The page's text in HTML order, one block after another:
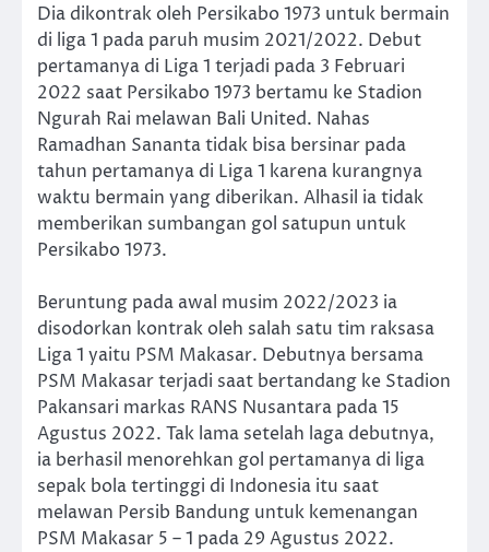
Dia dikontrak oleh Persikabo 1973 untuk bermain
di liga 1 pada paruh musim 2021/2022. Debut
pertamanya di Liga 1 terjadi pada 3 Februari
2022 saat Persikabo 1973 bertamu ke Stadion
Ngurah Rai melawan Bali United. Nahas
Ramadhan Sananta tidak bisa bersinar pada
tahun pertamanya di Liga 1 karena kurangnya
waktu bermain yang diberikan. Alhasil ia tidak
memberikan sumbangan gol satupun untuk
Persikabo 1973.
Beruntung pada awal musim 2022/2023 ia
disodorkan kontrak oleh salah satu tim raksasa
Liga 1 yaitu PSM Makasar. Debutnya bersama
PSM Makasar terjadi saat bertandang ke Stadion
Pakansari markas RANS Nusantara pada 15
Agustus 2022. Tak lama setelah laga debutnya,
ia berhasil menorehkan gol pertamanya di liga
sepak bola tertinggi di Indonesia itu saat
melawan Persib Bandung untuk kemenangan
PSM Makasar 5 – 1 pada 29 Agustus 2022.